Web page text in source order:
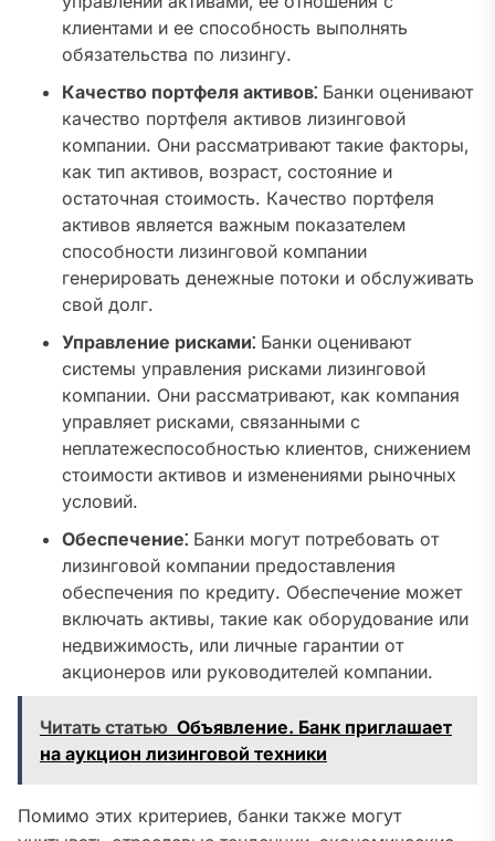
клиентами и ее способность выполнять
обязательства по лизингу.
Качество портфеля активов⁚ Банки оценивают
качество портфеля активов лизинговой
компании. Они рассматривают такие факторы‚
как тип активов‚ возраст‚ состояние и
остаточная стоимость. Качество портфеля
активов является важным показателем
способности лизинговой компании
генерировать денежные потоки и обслуживать
свой долг.
Управление рисками⁚ Банки оценивают
системы управления рисками лизинговой
компании. Они рассматривают‚ как компания
управляет рисками‚ связанными с
неплатежеспособностью клиентов‚ снижением
стоимости активов и изменениями рыночных
условий.
Обеспечение⁚ Банки могут потребовать от
лизинговой компании предоставления
обеспечения по кредиту. Обеспечение может
включать активы‚ такие как оборудование или
недвижимость‚ или личные гарантии от
акционеров или руководителей компании.
Читать статью Объявление. Банк приглашает
на аукцион лизинговой техники
Помимо этих критериев‚ банки также могут